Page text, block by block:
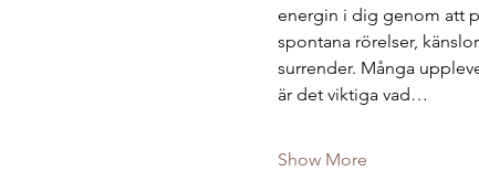
energin i dig genom att
spontana rörelser,
surrender. Många
är det viktiga vad…
Show More